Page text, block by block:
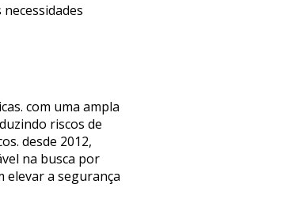
com uma ampla
riscos de
desde 2012,
na busca por
elevar a segurança